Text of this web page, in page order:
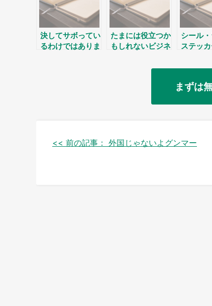
決してサボってい
るわけではありま
たまには役立つか
もしれないビジネ
シール
ステッ
まずは
投
<< 前の記事： 外国じゃないよグンマー